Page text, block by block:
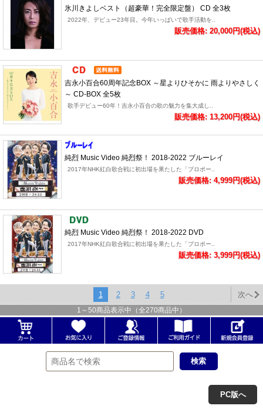
氷川きよしベスト（超豪華！完全限定盤） CD 全3枚
2022年、デビュー23年目。今年いっぱいで歌手活動を..
販売価格: 20,000円(税込)
吉永小百合60周年記念BOX ～星よりひそかに 雨よりやさしく
～ CD-BOX 全5枚
歌手デビュー60年！吉永小百合の歌の魅力を集大成し..
販売価格: 13,200円(税込)
純烈 Music Video 純烈祭！ 2018-2022 ブルーレイ
2017年NHK紅白歌合戦に初出場を果たした「プロポー..
販売価格: 4,999円(税込)
純烈 Music Video 純烈祭！ 2018-2022 DVD
2017年NHK紅白歌合戦に初出場を果たした「プロポー..
販売価格: 3,999円(税込)
1 2 3 4 5 次へ
1 ～ 50商品表示中（全270商品中）
PC版へ